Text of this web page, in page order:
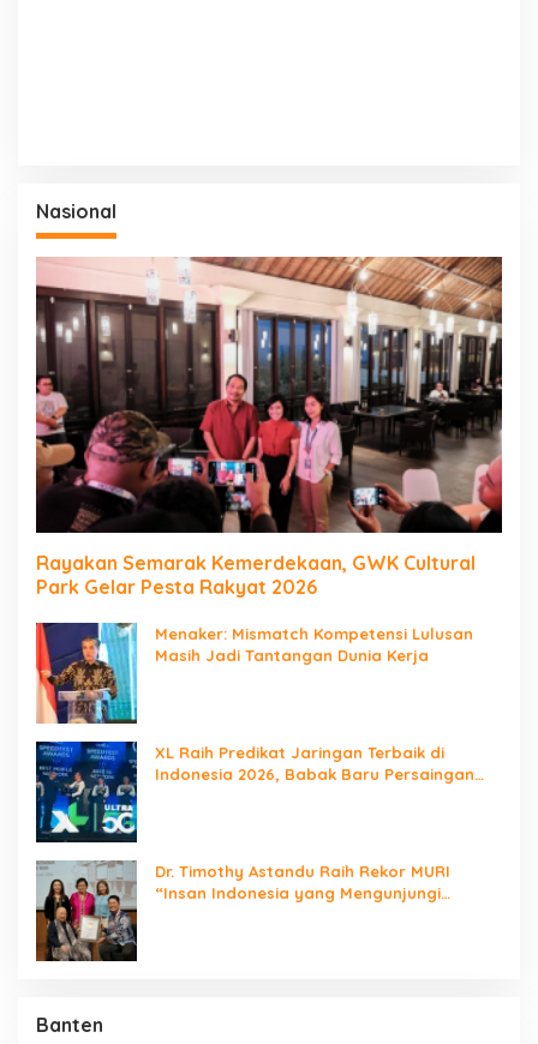
Nasional
Rayakan Semarak Kemerdekaan, GWK Cultural
Park Gelar Pesta Rakyat 2026
Menaker: Mismatch Kompetensi Lulusan
Masih Jadi Tantangan Dunia Kerja
XL Raih Predikat Jaringan Terbaik di
Indonesia 2026, Babak Baru Persaingan
Dr. Timothy Astandu Raih Rekor MURI
“Insan Indonesia yang Mengunjungi
Banten